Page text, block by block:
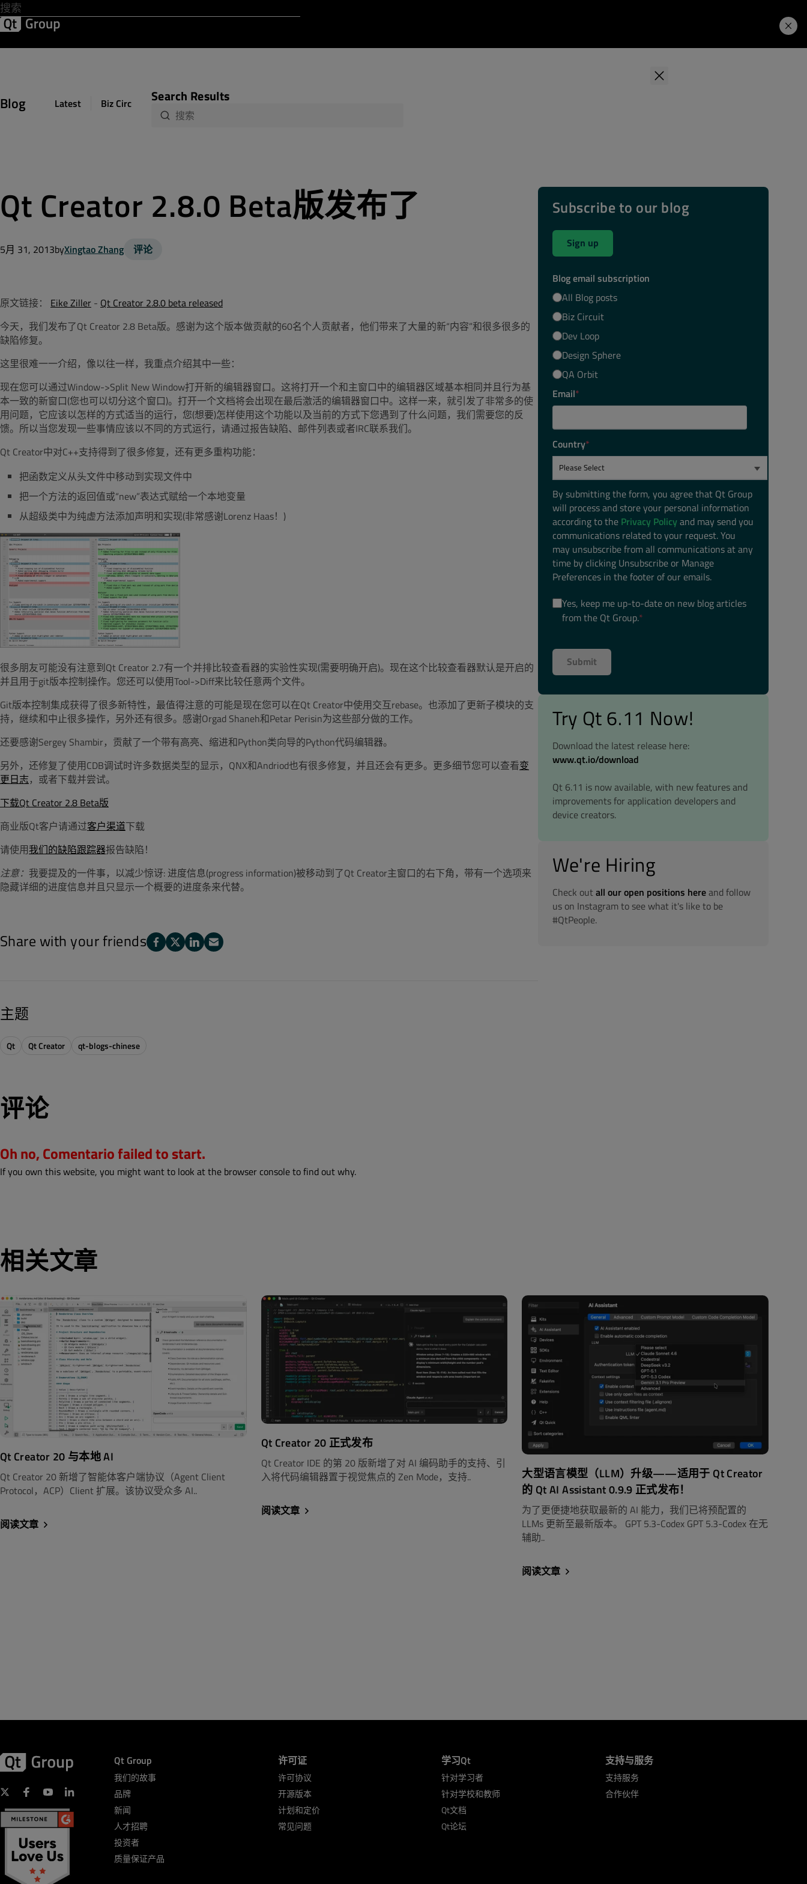
Blog Latest Biz Circuit Dev Loop Design Sphere
Search Results
Qt Creator 2.8.0 Beta版发布了
5月 31, 2013byXingtao Zhang 评论
原文链接： Eike Ziller - Qt Creator 2.8.0 beta released
今天，我们发布了Qt Creator 2.8 Beta版。感谢为这个版本做贡献的60名个人贡献者，他们带来了大量的新“内容”和很多很多的
缺陷修复。
这里很难一一介绍，像以往一样，我重点介绍其中一些：
现在您可以通过Window->Split New Window打开新的编辑器窗口。这将打开一个和主窗口中的编辑器区域基本相同并且行为基
本一致的新窗口(您也可以切分这个窗口)。打开一个文档将会出现在最后激活的编辑器窗口中。这样一来，就引发了非常多的使
用问题，它应该以怎样的方式适当的运行，您(想要)怎样使用这个功能以及当前的方式下您遇到了什么问题，我们需要您的反
馈。所以当您发现一些事情应该以不同的方式运行，请通过报告缺陷、邮件列表或者IRC联系我们。
Qt Creator中对C++支持得到了很多修复，还有更多重构功能：
把函数定义从头文件中移动到实现文件中
把一个方法的返回值或“new”表达式赋给一个本地变量
从超级类中为纯虚方法添加声明和实现(非常感谢Lorenz Haas！)
很多朋友可能没有注意到Qt Creator 2.7有一个并排比较查看器的实验性实现(需要明确开启)。现在这个比较查看器默认是开启的
并且用于git版本控制操作。您还可以使用Tool->Diff来比较任意两个文件。
Git版本控制集成获得了很多新特性，最值得注意的可能是现在您可以在Qt Creator中使用交互rebase。也添加了更新子模块的支
持，继续和中止很多操作，另外还有很多。感谢Orgad Shaneh和Petar Perisin为这些部分做的工作。
还要感谢Sergey Shambir，贡献了一个带有高亮、缩进和Python类向导的Python代码编辑器。
另外，还修复了使用CDB调试时许多数据类型的显示，QNX和Andriod也有很多修复，并且还会有更多。更多细节您可以查看变
更日志，或者下载并尝试。
下载Qt Creator 2.8 Beta版
商业版Qt客户请通过客户渠道下载
请使用我们的缺陷跟踪器报告缺陷！
注意： 我要提及的一件事，以减少惊讶: 进度信息(progress information)被移动到了Qt Creator主窗口的右下角，带有一个选项来
隐藏详细的进度信息并且只显示一个概要的进度条来代替。
Share with your friends
主题
Qt Qt Creator qt-blogs-chinese
评论
Oh no, Comentario failed to start.
If you own this website, you might want to look at the browser console to find out why.
Subscribe to our blog
Sign up
Blog email subscription
All Blog posts
Biz Circuit
Dev Loop
Design Sphere
QA Orbit
Email*
Country*
By submitting the form, you agree that Qt Group
will process and store your personal information
according to the Privacy Policyand may send you
communications related to your request. You
may unsubscribe from all communications at any
time by clicking Unsubscribe or Manage
Preferences in the footer of our emails.
Yes, keep me up-to-date on new blog articles
from the Qt Group.*
Try Qt 6.11 Now!
Download the latest release here:
www.qt.io/download
Qt 6.11 is now available, with new features and
improvements for application developers and
device creators.
We're Hiring
Check outall our open positions hereand follow
us on Instagram to see what it's like to be
#QtPeople.
相关文章
Qt Creator 20 与本地 AI
Qt Creator 20 新增了智能体客户端协议（Agent Client
Protocol，ACP）Client 扩展。该协议受众多 AI..
阅读文章
Qt Creator 20 正式发布
Qt Creator IDE 的第 20 版新增了对 AI 编码助手的支持、引
入将代码编辑器置于视觉焦点的 Zen Mode，支持..
阅读文章
大型语言模型（LLM）升级——适用于 Qt Creator
的 Qt AI Assistant 0.9.9 正式发布！
为了更便捷地获取最新的 AI 能力，我们已将预配置的
LLMs 更新至最新版本。 GPT 5.3-Codex GPT 5.3-Codex 在无
辅助..
阅读文章
Qt Group
我们的故事
品牌
新闻
人才招聘
投资者
质量保证产品
许可证
许可协议
开源版本
计划和定价
常见问题
学习Qt
针对学习者
针对学校和教师
Qt文档
Qt论坛
支持与服务
支持服务
合作伙伴